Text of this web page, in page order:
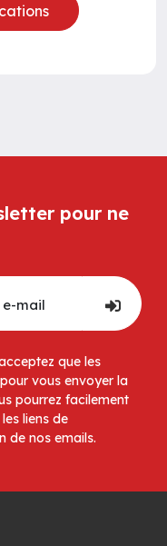
pour ne
que les
vous envoyer la
pourrez facilement
liens de
de nos emails.